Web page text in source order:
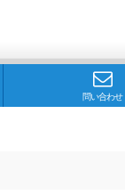
問い合わせ